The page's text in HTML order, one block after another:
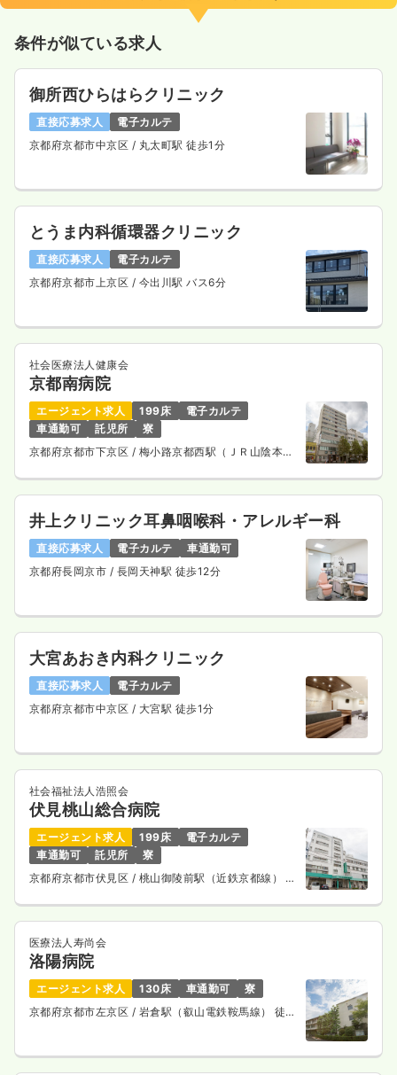
条件が似ている求人
御所西ひらはらクリニック
直接応募求人
電子カルテ
京都府京都市中京区 / 丸太町駅 徒歩1分
とうま内科循環器クリニック
直接応募求人
電子カルテ
京都府京都市上京区 / 今出川駅 バス6分
社会医療法人健康会
京都南病院
エージェント求人 199床
電子カルテ
車通勤可
託児所
寮
京都府京都市下京区 / 梅小路京都西駅（ＪＲ山陰本
井上クリニック耳鼻咽喉科・アレルギー科
直接応募求人 電子カルテ
車通勤可
京都府長岡京市 / 長岡天神駅 徒歩12分
大宮あおき内科クリニック
直接応募求人
電子カルテ
京都府京都市中京区 / 大宮駅 徒歩1分
社会福祉法人浩照会
伏見桃山総合病院
エージェント求人 199床
電子カルテ
車通勤可
託児所
寮
京都府京都市伏見区 / 桃山御陵前駅（近鉄京都線） 徒
医療法人寿尚会
洛陽病院
エージェント求人 130床 車通勤可
寮
京都府京都市左京区 / 岩倉駅（叡山電鉄鞍馬線） 徒歩